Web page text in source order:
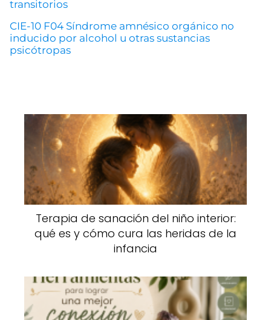
transitorios
CIE-10 F04 Síndrome amnésico orgánico no
inducido por alcohol u otras sustancias
psicótropas
Terapia de sanación del niño interior:
qué es y cómo cura las heridas de la
infancia